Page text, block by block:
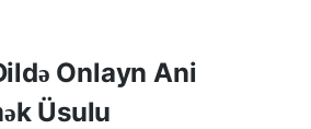
Onlayn Ani
Üsulu